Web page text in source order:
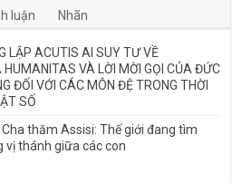
luận Nhãn
LẬP ACUTIS AI SUY TƯ VỀ
HUMANITAS VÀ LỜI MỜI GỌI CỦA ĐỨC
ĐỐI VỚI CÁC MÔN ĐỆ TRONG THỜI
SỐ
thăm Assisi: Thế giới đang tìm
vị thánh giữa các con